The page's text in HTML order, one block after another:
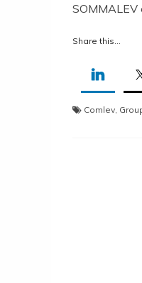
SOMMALEV
Share this...
Comlev